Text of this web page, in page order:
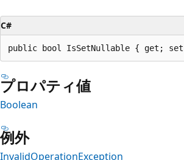
C#
public bool IsSetNullable { get;
プロパティ値
Boolean
例外
InvalidOperationException